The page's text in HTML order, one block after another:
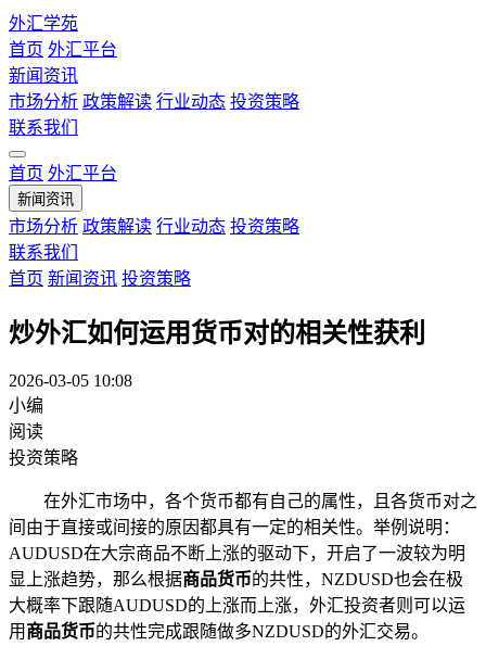
外汇学苑
首页 外汇平台
新闻资讯
市场分析 政策解读 行业动态 投资策略
联系我们
首页 外汇平台
新闻资讯
市场分析 政策解读 行业动态 投资策略
联系我们
首页 新闻资讯 投资策略
炒外汇如何运用货币对的相关性获利
2026-03-05 10:08
小编
阅读
投资策略
在外汇市场中，各个货币都有自己的属性，且各货币对之
间由于直接或间接的原因都具有一定的相关性。举例说明：
AUDUSD在大宗商品不断上涨的驱动下，开启了一波较为明
显上涨趋势，那么根据商品货币的共性，NZDUSD也会在极
大概率下跟随AUDUSD的上涨而上涨，外汇投资者则可以运
用 商品货币的共性完成跟随做多NZDUSD的外汇交易。